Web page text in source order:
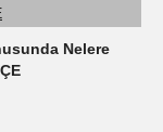
Nelere